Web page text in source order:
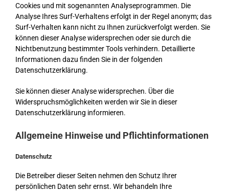
Cookies und mit sogenannten Analyseprogrammen. Die
Analyse Ihres Surf-Verhaltens erfolgt in der Regel anonym; das
Surf-Verhalten kann nicht zu Ihnen zurückverfolgt werden. Sie
können dieser Analyse widersprechen oder sie durch die
Nichtbenutzung bestimmter Tools verhindern. Detaillierte
Informationen dazu finden Sie in der folgenden
Datenschutzerklärung.
Sie können dieser Analyse widersprechen. Über die
Widerspruchsmöglichkeiten werden wir Sie in dieser
Datenschutzerklärung informieren.
Allgemeine Hinweise und Pflichtinformationen
Datenschutz
Die Betreiber dieser Seiten nehmen den Schutz Ihrer
persönlichen Daten sehr ernst. Wir behandeln Ihre